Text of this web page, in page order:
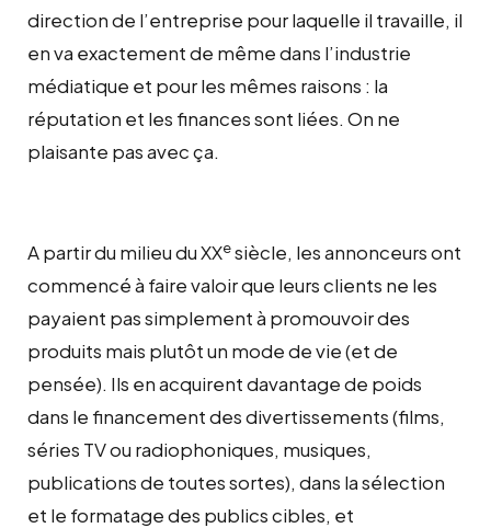
direction de l’entreprise pour laquelle il travaille, il
en va exactement de même dans l’industrie
médiatique et pour les mêmes raisons : la
réputation et les finances sont liées. On ne
plaisante pas avec ça.
A partir du milieu du XXesiècle, les annonceurs ont
commencé à faire valoir que leurs clients ne les
payaient pas simplement à promouvoir des
produits mais plutôt un mode de vie (et de
pensée). Ils en acquirent davantage de poids
dans le financement des divertissements (films,
séries TV ou radiophoniques, musiques,
publications de toutes sortes), dans la sélection
et le formatage des publics cibles, et